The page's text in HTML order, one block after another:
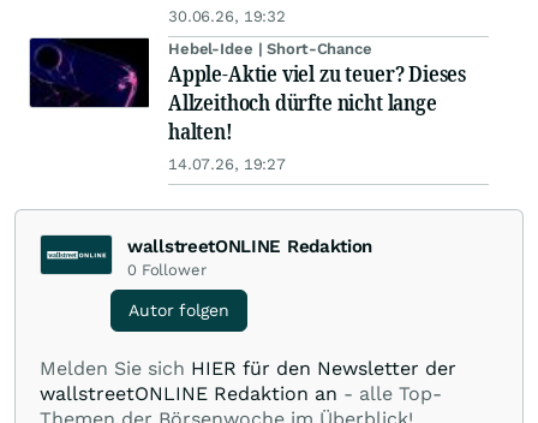
30.06.26, 19:32
Hebel-Idee | Short-Chance
Apple-Aktie viel zu teuer? Dieses
Allzeithoch dürfte nicht lange
halten!
14.07.26, 19:27
wallstreetONLINE Redaktion
0 Follower
Autor folgen
Melden Sie sich HIER für den Newsletter der
wallstreetONLINE Redaktion an - alle Top-